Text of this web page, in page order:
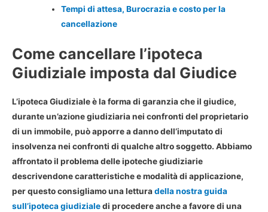
Tempi di attesa, Burocrazia e costo per la
cancellazione
Come cancellare l’ipoteca
Giudiziale imposta dal Giudice
L’ipoteca Giudiziale è la forma di garanzia che il giudice,
durante un’azione giudiziaria nei confronti del proprietario
di un immobile, può apporre a danno dell’imputato di
insolvenza nei confronti di qualche altro soggetto. Abbiamo
affrontato il problema delle ipoteche giudiziarie
descrivendone caratteristiche e modalità di applicazione,
per questo consigliamo una letturadella nostra guida
sull’ipoteca giudizialedi procedere anche a favore di una